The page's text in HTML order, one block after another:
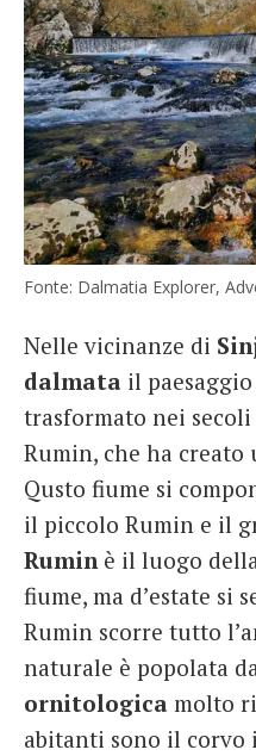
Fonte: Dalmatia Explorer,
Nelle vicinanze di
dalmata il
trasformato nei
Rumin, che ha creato
Qusto fiume si
il piccolo Rumin e il
Ruminè il luogo
fiume, ma d’estate si
Rumin scorre tutto
naturale è popolata
ornitologica molto
abitanti sono il corvo